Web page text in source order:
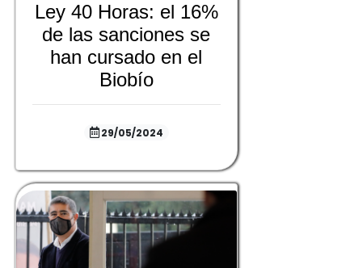
Ley 40 Horas: el 16%
de las sanciones se
han cursado en el
Biobío
29/05/2024